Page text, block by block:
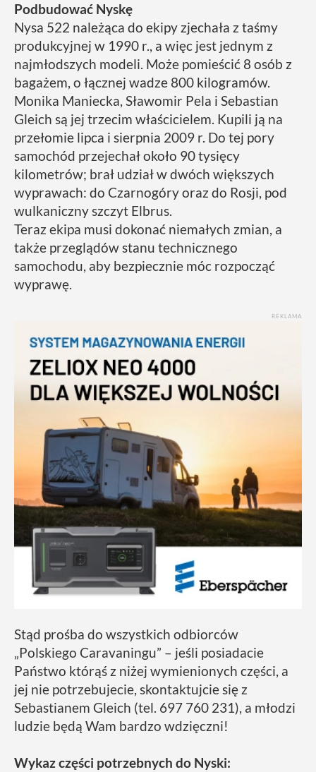
Podbudować Nyskę
Nysa 522 należąca do ekipy zjechała z taśmy
produkcyjnej w 1990 r., a więc jest jednym z
najmłodszych modeli. Może pomieścić 8 osób z
bagażem, o łącznej wadze 800 kilogramów.
Monika Maniecka, Sławomir Pela i Sebastian
Gleich są jej trzecim właścicielem. Kupili ją na
przełomie lipca i sierpnia 2009 r. Do tej pory
samochód przejechał około 90 tysięcy
kilometrów; brał udział w dwóch większych
wyprawach: do Czarnogóry oraz do Rosji, pod
wulkaniczny szczyt Elbrus.
Teraz ekipa musi dokonać niemałych zmian, a
także przeglądów stanu technicznego
samochodu, aby bezpiecznie móc rozpocząć
wyprawę.
REKLAMA
Stąd prośba do wszystkich odbiorców
„Polskiego Caravaningu” – jeśli posiadacie
Państwo którąś z niżej wymienionych części, a
jej nie potrzebujecie, skontaktujcie się z
Sebastianem Gleich (tel. 697 760 231), a młodzi
ludzie będą Wam bardzo wdzięczni!
Wykaz części potrzebnych do Nyski: